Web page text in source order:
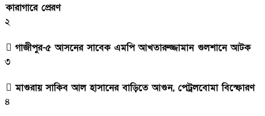
কারাগারে প্রেরণ
২
গাজীপুর-৫ আসনের সাবেক এমপি আখতারুজ্জামান গুলশানে আটক
৩
মাগুরায় সাকিব আল হাসানের বাড়িতে আগুন, পেট্রলবোমা বিস্ফোরণ
৪